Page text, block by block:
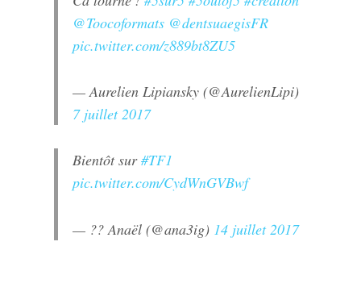
@Toocoformats @dentsuaegisFR
pic.twitter.com/z889bt8ZU5
— Aurelien Lipiansky (@AurelienLipi)
7 juillet 2017
Bientôt sur#TF1
pic.twitter.com/CydWnGVBwf
— ?? Anaël (@ana3ig) 14 juillet 2017